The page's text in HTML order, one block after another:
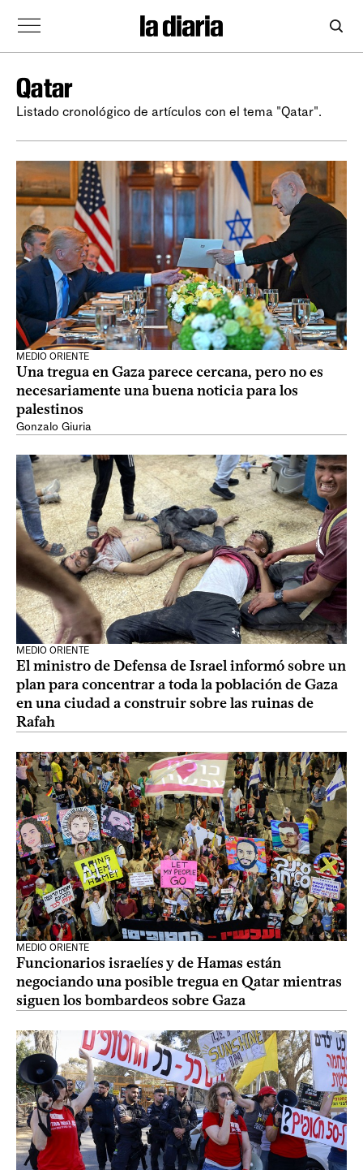
Qatar
Listado cronológico de artículos con el tema "Qatar".
MEDIO ORIENTE
Una tregua en Gaza parece cercana, pero no es
necesariamente una buena noticia para los
palestinos
Gonzalo Giuria
MEDIO ORIENTE
El ministro de Defensa de Israel informó sobre un
plan para concentrar a toda la población de Gaza
en una ciudad a construir sobre las ruinas de
Rafah
MEDIO ORIENTE
Funcionarios israelíes y de Hamas están
negociando una posible tregua en Qatar mientras
siguen los bombardeos sobre Gaza